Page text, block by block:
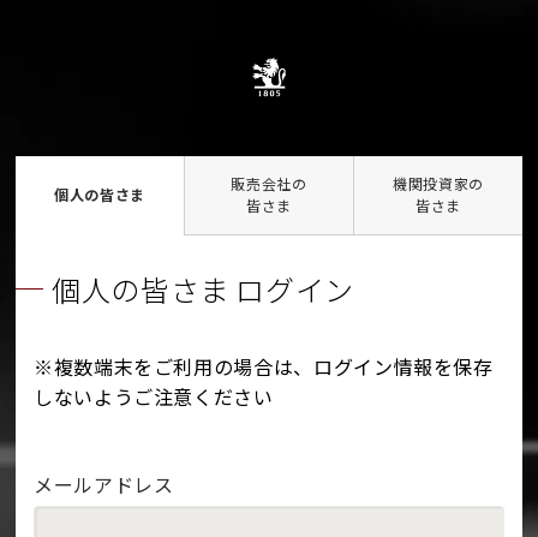
個人の皆さま
販売会社の
皆さま
機関投資家の
皆さま
個人の皆さま ログイン
※複数端末をご利用の場合は、ログイン情報を保存
しないようご注意ください
メールアドレス